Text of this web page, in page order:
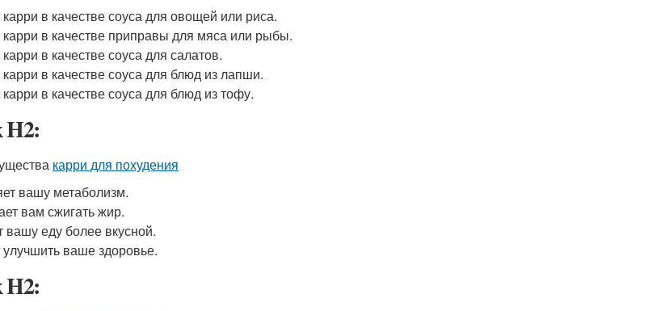
в качестве соуса для овощей или риса.
карри в качестве приправы для мяса или рыбы.
в качестве соуса для салатов.
в качестве соуса для блюд из лапши.
в качестве соуса для блюд из тофу.
H2:
карри для похудения
вашу метаболизм.
вам сжигать жир.
вашу еду более вкусной.
ваше здоровье.
H2: